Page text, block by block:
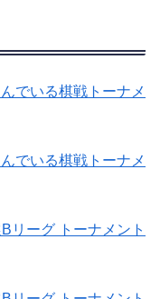
でいる棋戦トーナメ
でいる棋戦トーナメ
リーグ トーナメント